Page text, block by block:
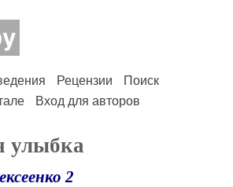
Рецензии
Поиск
Вход для авторов
улыбка
2